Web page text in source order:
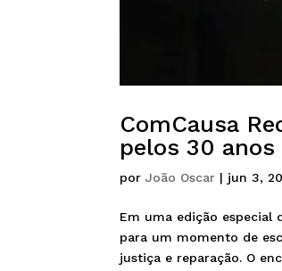
ComCausa
pelos 30
porJoão Oscar | jun 3,
Em uma edição especial
para um momento de
justiça e reparação. O